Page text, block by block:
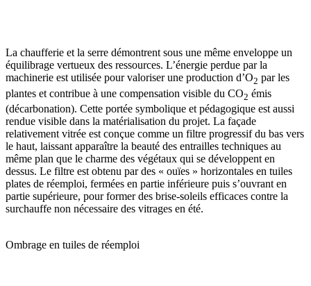
La chaufferie et la serre démontrent sous une même enveloppe un
équilibrage vertueux des ressources. L’énergie perdue par la
machinerie est utilisée pour valo­riser une production d’O2 par les
plantes et contribue à une compensation visible du CO2 émis
(décarbonation). Cette portée symbolique et pédagogique est aussi
ren­due visible dans la matérialisation du projet. La façade
relativement vitrée est conçue comme un filtre progressif du bas vers
le haut, laissant apparaître la beauté des entrailles techniques au
même plan que le charme des végétaux qui se développent en
dessus. Le filtre est obtenu par des « ouïes » horizontales en tuiles
plates de réemploi, fermées en partie inférieure puis s’ouvrant en
partie supérieure, pour former des brise-soleils effi­caces contre la
surchauffe non nécessaire des vitrages en été.
Ombrage en tuiles de réemploi